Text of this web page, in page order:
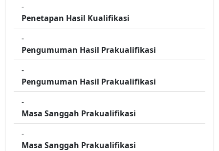
-
Penetapan Hasil Kualifikasi
-
Pengumuman Hasil Prakualifikasi
-
Pengumuman Hasil Prakualifikasi
-
Masa Sanggah Prakualifikasi
-
Masa Sanggah Prakualifikasi